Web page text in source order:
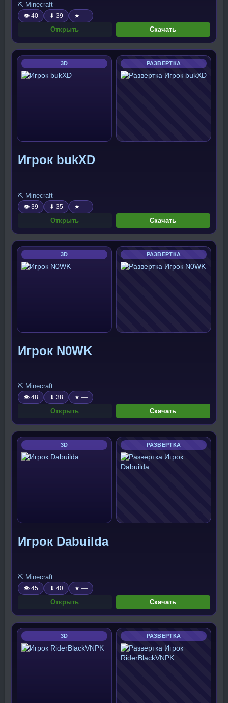
⛏️ Minecraft
👁 40 ⬇ 39 ★ —
Открыть Скачать
3D РАЗВЕРТКА
Игрок bukXD
⛏️ Minecraft
👁 39 ⬇ 35 ★ —
Открыть Скачать
3D РАЗВЕРТКА
Игрок N0WK
⛏️ Minecraft
👁 48 ⬇ 38 ★ —
Открыть Скачать
3D РАЗВЕРТКА
Игрок Dabuilda
⛏️ Minecraft
👁 45 ⬇ 40 ★ —
Открыть Скачать
3D РАЗВЕРТКА